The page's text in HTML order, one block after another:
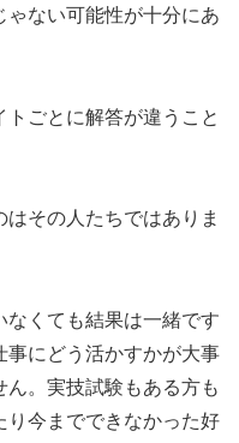
ゃない可能性が十分にあ
ごとに解答が違うこと
その人たちではありま
なくても結果は一緒です
事にどう活かすかが大事
。実技試験もある方も
り今までできなかった好